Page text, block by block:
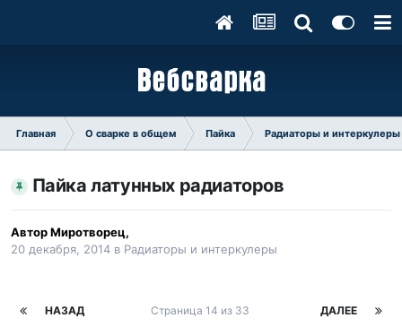
Главная О сварке в общем Пайка Радиаторы и интеркулеры
Пайка латунных радиаторов
АвторМиротворец,
20 декабря, 2014 в Радиаторы и интеркулеры
НАЗАД ДАЛЕЕ
Страница 14 из 33